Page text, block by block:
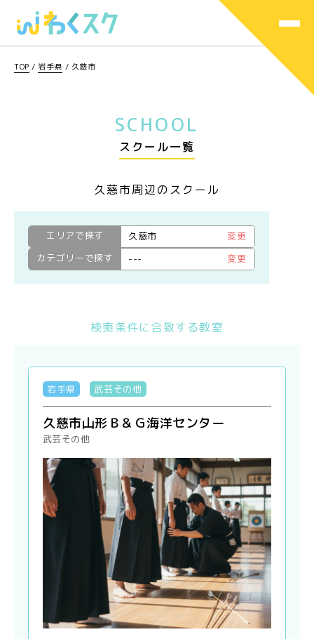
TOP / 岩手県 / 久慈市
SCHOOL
スクール一覧
久慈市周辺のスクール
エリアで探す 久慈市
変更
カテゴリーで探す
--- 変更
検索条件に合致する教室
岩手県 武芸その他
久慈市山形Ｂ＆Ｇ海洋センター
武芸その他